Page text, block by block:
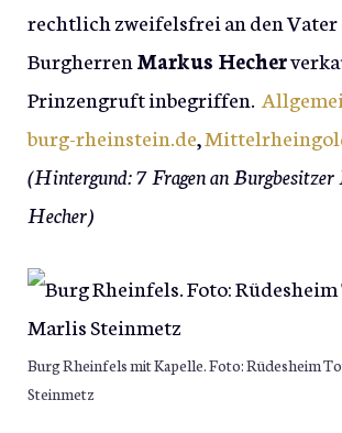
rechtlich zweifelsfrei an den Vater
Burgherren Markus Hecher
Prinzengruft inbegriffen.
burg-rheinstein.de,
(Hintergund: 7 Fragen an
Hecher)
Burg Rheinfels mit Kapelle. Foto: Rüdesheim
Steinmetz